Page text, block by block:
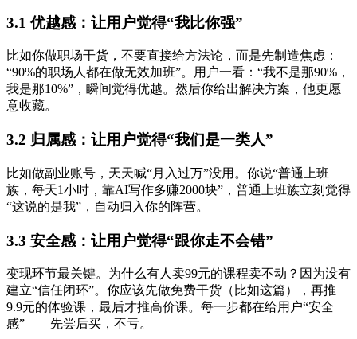
3.1 优越感：让用户觉得“我比你强”
比如你做职场干货，不要直接给方法论，而是先制造焦虑：
“90%的职场人都在做无效加班”。用户一看：“我不是那90%，
我是那10%”，瞬间觉得优越。然后你给出解决方案，他更愿
意收藏。
3.2 归属感：让用户觉得“我们是一类人”
比如做副业账号，天天喊“月入过万”没用。你说“普通上班
族，每天1小时，靠AI写作多赚2000块”，普通上班族立刻觉得
“这说的是我”，自动归入你的阵营。
3.3 安全感：让用户觉得“跟你走不会错”
变现环节最关键。为什么有人卖99元的课程卖不动？因为没有
建立“信任闭环”。你应该先做免费干货（比如这篇），再推
9.9元的体验课，最后才推高价课。每一步都在给用户“安全
感”——先尝后买，不亏。